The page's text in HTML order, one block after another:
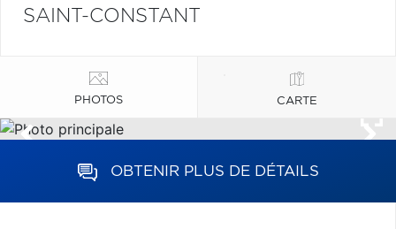
SAINT-CONSTANT
PHOTOS CARTE
OBTENIR PLUS DE DÉTAILS